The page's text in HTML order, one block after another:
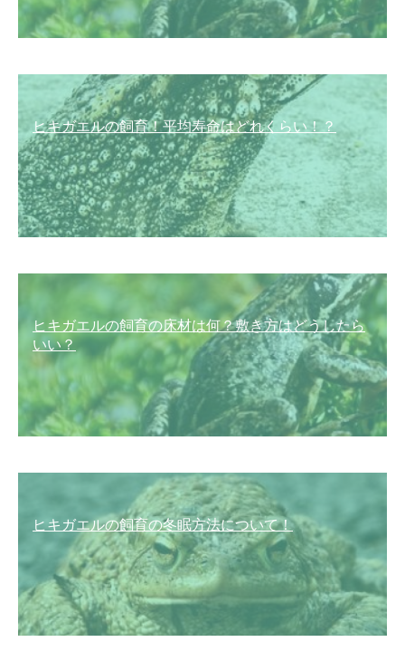
ヒキガエルの飼育！平均寿命はどれくらい！？
ヒキガエルの飼育の床材は何？敷き方はどうしたら
いい？
ヒキガエルの飼育の冬眠方法について！